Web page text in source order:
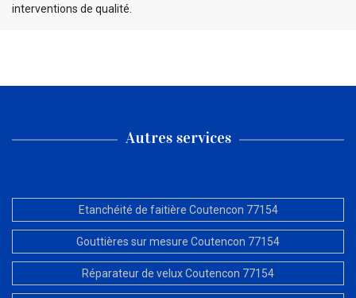
interventions de qualité.
Autres services
Etanchéité de faitière Coutencon 77154
Gouttières sur mesure Coutencon 77154
Réparateur de velux Coutencon 77154